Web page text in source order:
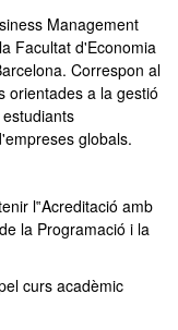
Management
Facultat d'Economia
Correspon al
orientades a la gestió
globals.
l‟Acreditació amb
la Programació i la
curs acadèmic